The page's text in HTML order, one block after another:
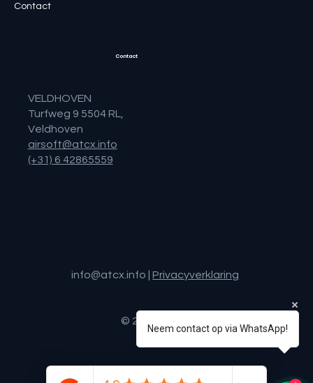
Contact
Contact
VELDHOVEN
Turfweg 9 5504 RL,
Veldhoven
airsoft@atcx.info
(+31) 6 42865559
info@atcx.info |Privacyverklaring
© 2025 ATCX.
Neem contact op via WhatsApp!